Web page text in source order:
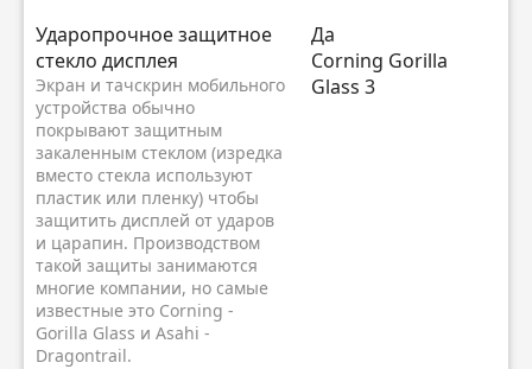
Ударопрочное защитное
стекло дисплея
Экран и тачскрин мобильного
устройства обычно
покрывают защитным
закаленным стеклом (изредка
вместо стекла используют
пластик или пленку) чтобы
защитить дисплей от ударов
и царапин. Производством
такой защиты занимаются
многие компании, но самые
известные это Corning -
Gorilla Glass и Asahi -
Dragontrail.
Да
Corning Gorilla
Glass 3